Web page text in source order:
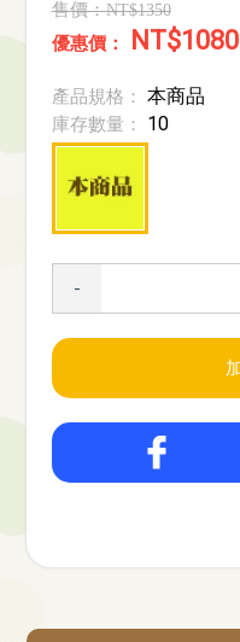
NT$1350
NT$1080
產品規格： 本商品
庫存數量： 10
-